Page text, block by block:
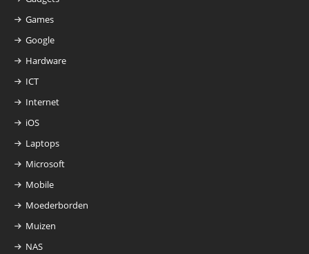
Games
Google
Hardware
ICT
Internet
iOS
Laptops
Microsoft
Mobile
Moederborden
Muizen
NAS